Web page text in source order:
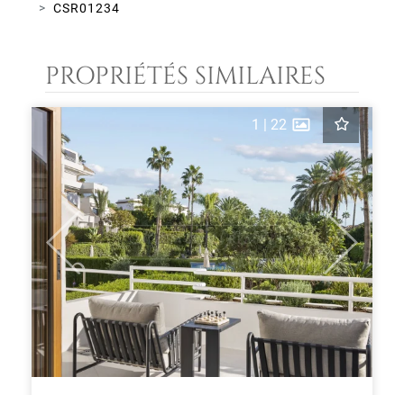
CSR01234
PROPRIÉTÉS SIMILAIRES
Previous Next
1 | 22